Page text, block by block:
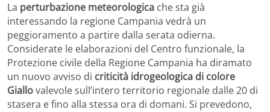
La perturbazione meteorologica che sta già
interessando la regione Campania vedrà un
peggioramento a partire dalla serata odierna.
Considerate le elaborazioni del Centro funzionale, la
Protezione civile della Regione Campania ha diramato
un nuovo avviso di criticità idrogeologica di colore
Giallovalevole sull’intero territorio regionale dalle 20 di
stasera e fino alla stessa ora di domani. Si prevedono,